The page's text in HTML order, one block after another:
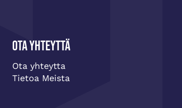
Ota yhteyttä
Ota yhteytta
Tietoa Meista